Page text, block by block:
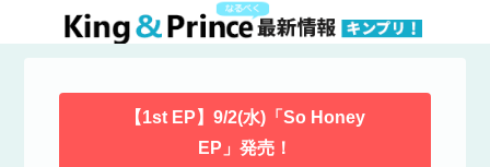
【1st EP】9/2(水)「So Honey
EP」発売！